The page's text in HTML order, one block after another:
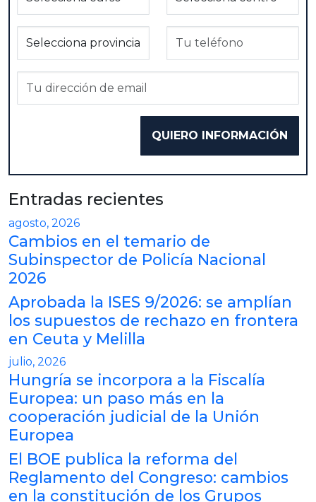
Entradas recientes
agosto, 2026
Cambios en el temario de
Subinspector de Policía Nacional
2026
Aprobada la ISES 9/2026: se amplían
los supuestos de rechazo en frontera
en Ceuta y Melilla
julio, 2026
Hungría se incorpora a la Fiscalía
Europea: un paso más en la
cooperación judicial de la Unión
Europea
El BOE publica la reforma del
Reglamento del Congreso: cambios
en la constitución de los Grupos